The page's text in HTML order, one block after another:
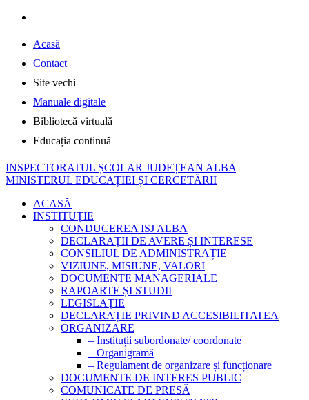
Acasă
Contact
Site vechi
Manuale digitale
Bibliotecă virtuală
Educația continuă
INSPECTORATUL ȘCOLAR JUDEȚEAN ALBA
MINISTERUL EDUCAȚIEI ȘI CERCETĂRII
ACASĂ
INSTITUȚIE
CONDUCEREA ISJ ALBA
DECLARAȚII DE AVERE ȘI INTERESE
CONSILIUL DE ADMINISTRAȚIE
VIZIUNE, MISIUNE, VALORI
DOCUMENTE MANAGERIALE
RAPOARTE ȘI STUDII
LEGISLAȚIE
DECLARAȚIE PRIVIND ACCESIBILITATEA
ORGANIZARE
– Instituții subordonate/ coordonate
– Organigramă
– Regulament de organizare și funcționare
DOCUMENTE DE INTERES PUBLIC
COMUNICATE DE PRESĂ